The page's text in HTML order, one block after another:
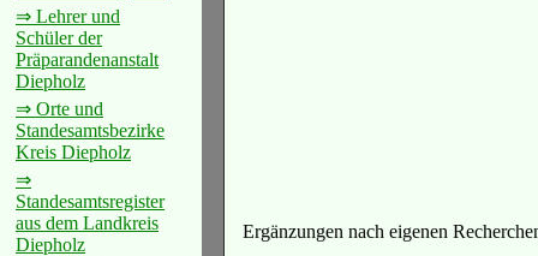
⇒ Lehrer und
Schüler der
Präparandenanstalt
Diepholz
⇒ Orte und
Standesamtsbezirke
Kreis Diepholz
⇒
Standesamtsregister
aus dem Landkreis
Diepholz
Ergänzungen nach eigenen